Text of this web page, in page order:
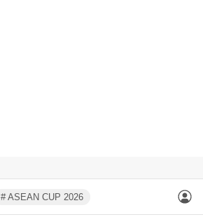
# ASEAN CUP 2026